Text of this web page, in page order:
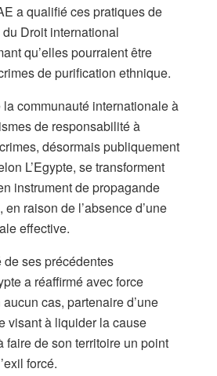
a qualifié ces pratiques de
Droit international
qu’elles pourraient être
de purification ethnique.
la communauté internationale à
de responsabilité à
désormais publiquement
L’Egypte, se transforment
instrument de propagande
raison de l’absence d’une
effective.
ses précédentes
a réaffirmé avec force
cas, partenaire d’une
visant à liquider la cause
faire de son territoire un point
forcé.